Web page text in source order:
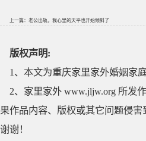
上一篇： 老公出轨，我心里的天平也开始倾斜了
版权声明:
1、本文为重庆家里家外婚姻家
2、家里家外 www.jljw.org 所发
果作品内容、版权或其它问题侵
谢谢！